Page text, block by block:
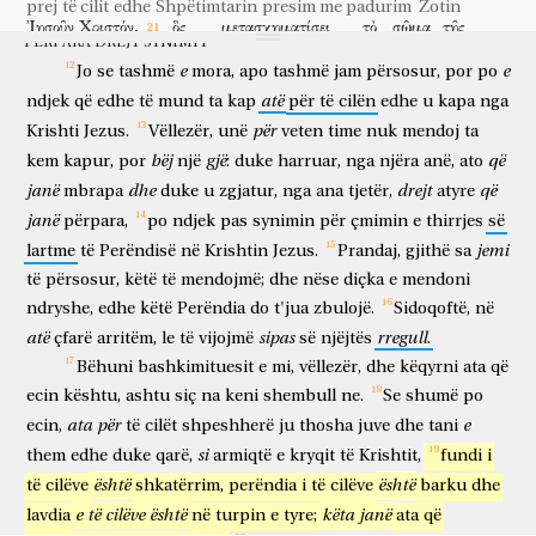
prej të cilit edhe Shpëtimtarin presim me padurim Zotin
Ἰησοῦν
Jezu
Χριστόν,
Krisht
ὃς
i cili
μετασχηματίσει
do të ndërrojë trajtë
τὸ σῶμα τῆς
ταπεινώσεως ἡμῶν, σύμμορφον τῷ σώματι τῆς δόξης αὐτοῦ,
κατὰ
sipas
τὴν ἐνέργειαν
veprueshmërisë
τοῦ δύνασθαι
për të mundësuar
αὐτὸν,
atë
καὶ
edhe
ὑποτάξαι
për të nënshtruar vetes
πάντα.
të gjithat
arrij në ringjalljen prej të vdekurve.
PËRPARA DREJT SYNIMIT
Jo se tashmë e mora, apo tashmë jam përsosur, por po e
ndjek që edhe të mund ta kap atë për të cilën edhe u kapa nga
Krishti Jezus. Vëllezër, unë për veten time nuk mendoj ta
kem kapur, por bëj një gjë: duke harruar, nga njëra anë, ato që
janë mbrapa dhe duke u zgjatur, nga ana tjetër, drejt atyre që
janë përpara, po ndjek pas synimin për çmimin e thirrjes së
lartme të Perëndisë në Krishtin Jezus. Prandaj, gjithë sa jemi
të përsosur, këtë të mendojmë; dhe nëse diçka e mendoni
ndryshe, edhe këtë Perëndia do t'jua zbulojë. Sidoqoftë, në
atë çfarë arritëm, le të vijojmë sipas së njëjtës rregull.
Bëhuni bashkimituesit e mi, vëllezër, dhe këqyrni ata që
ecin kështu, ashtu siç na keni shembull ne. Se shumë po
ecin, ata për të cilët shpeshherë ju thosha juve dhe tani e
them edhe duke qarë, si armiqtë e kryqit të Krishtit, fundi i
të cilëve është shkatërrim, perëndia i të cilëve është barku dhe
lavdia e të cilëve është në turpin e tyre; këta janë ata që